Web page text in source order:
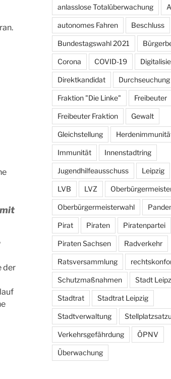
der
anlasslose Totalüberwachung
autonomes Fahren Beschluss
Bundestagswahl 2021
Corona COVID-19
Direktkandidat Durchseuchung
Fraktion "Die Linke" Freibeuter
Freibeuter Fraktion Gewalt
Gleichstellung
Immunität Innenstadtring
Jugendhilfeausschuss Leipzig
LVB LVZ
Oberbürgermeisterwahl
Pirat Piraten Piratenpartei
Piraten Sachsen Radverkehr
Ratsversammlung
Schutzmaßnahmen Stadt
Stadtrat Stadtrat Leipzig
Stadtverwaltung
Verkehrsgefährdung ÖPNV
Überwachung